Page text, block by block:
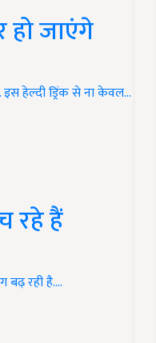
हो जाएंगे
इस हेल्दी ड्रिंक से ना केवल…
रहे हैं
बढ़ रही है.…